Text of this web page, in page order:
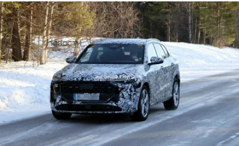
Porsche Macan с ДВС спрятали в
Audi Q5
2025Новости